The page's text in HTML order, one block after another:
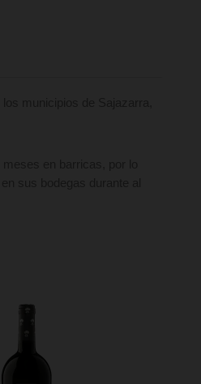
municipios de Sajazarra,
en barricas, por lo
sus bodegas durante al